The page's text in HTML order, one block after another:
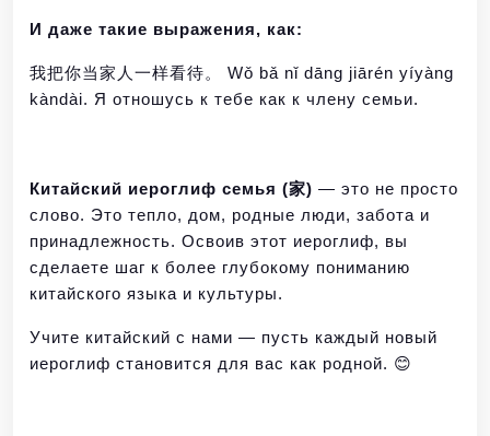
И даже такие выражения, как:
我把你当家人一样看待。 Wǒ bǎ nǐ dāng jiārén yíyàng
kàndài. Я отношусь к тебе как к члену семьи.
Китайский иероглиф семья (家) — это не просто
слово. Это тепло, дом, родные люди, забота и
принадлежность. Освоив этот иероглиф, вы
сделаете шаг к более глубокому пониманию
китайского языка и культуры.
Учите китайский с нами — пусть каждый новый
иероглиф становится для вас как родной. 😊